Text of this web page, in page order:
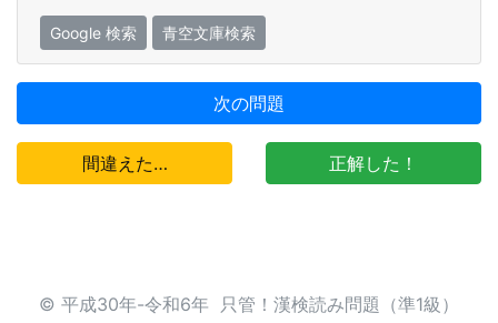
Google 検索 青空文庫検索
次の問題
間違えた… 正解した！
© 平成30年-令和6年 只管！漢検読み問題（準1級）